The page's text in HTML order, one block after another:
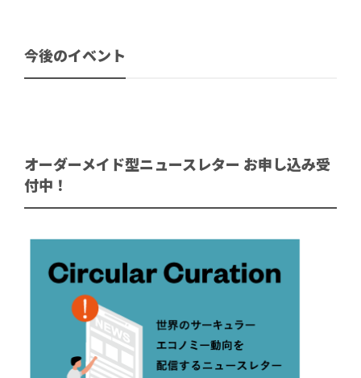
今後のイベント
オーダーメイド型ニュースレター お申し込み受
付中！